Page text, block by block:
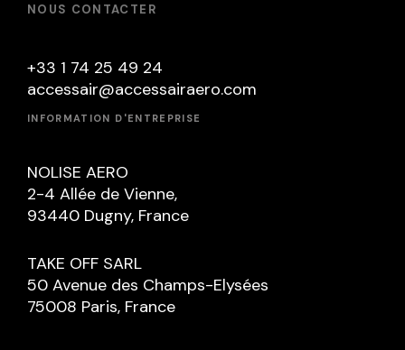
NOUS CONTACTER
+33 1 74 25 49 24
accessair@accessairaero.com
INFORMATION D'ENTREPRISE
NOLISE AERO
2-4 Allée de Vienne,
93440 Dugny, France
TAKE OFF SARL
50 Avenue des Champs-Elysées
75008 Paris, France